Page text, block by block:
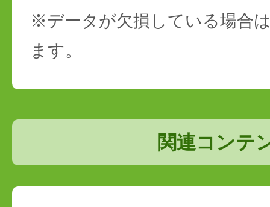
※データが欠損している場合
ます。
関連コンテ